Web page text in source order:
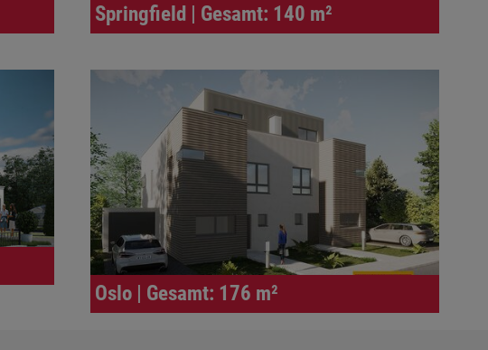
Springfield | Gesamt: 140 m²
Oslo | Gesamt: 176 m²